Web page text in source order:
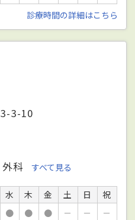
診療時間の詳細はこちら
3-10
外科 すべて見る
水 木 金 土 日
祝
● ● ● － －
－